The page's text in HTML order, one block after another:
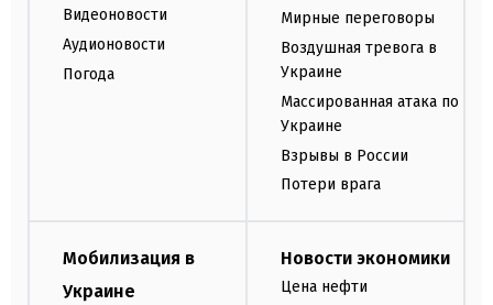
Видеоновости
Аудионовости
Погода
Мирные переговоры
Воздушная тревога в
Украине
Массированная атака по
Украине
Взрывы в России
Потери врага
Мобилизация в
Украине
Новости экономики
Цена нефти